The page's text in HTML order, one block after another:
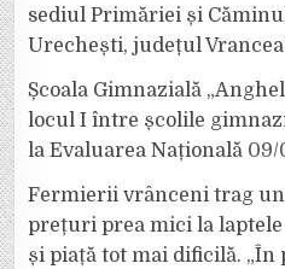
sediul Primăriei și
Urechești, județul
Școala Gimnazială
locul I între școlile
la Evaluarea Națională 09/
Fermierii vrânceni trag
prețuri prea mici la
și piață tot mai dificilă. „În